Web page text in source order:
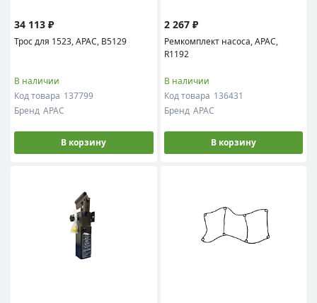
34 113 ₽
Трос для 1523, APAC, B5129
В наличии
Код товара 137799
Бренд APAC
В корзину
2 267 ₽
Ремкомплект насоса, APAC,
R1192
В наличии
Код товара 136431
Бренд APAC
В корзину